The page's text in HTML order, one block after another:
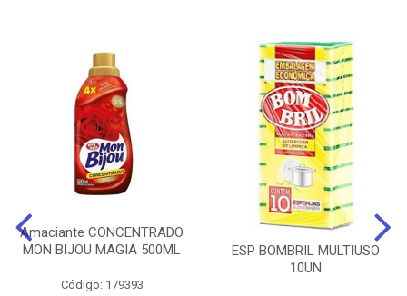
Amaciante CONCENTRADO
MON BIJOU MAGIA 500ML
Código: 179393
ESP BOMBRIL MULTIUSO
10UN